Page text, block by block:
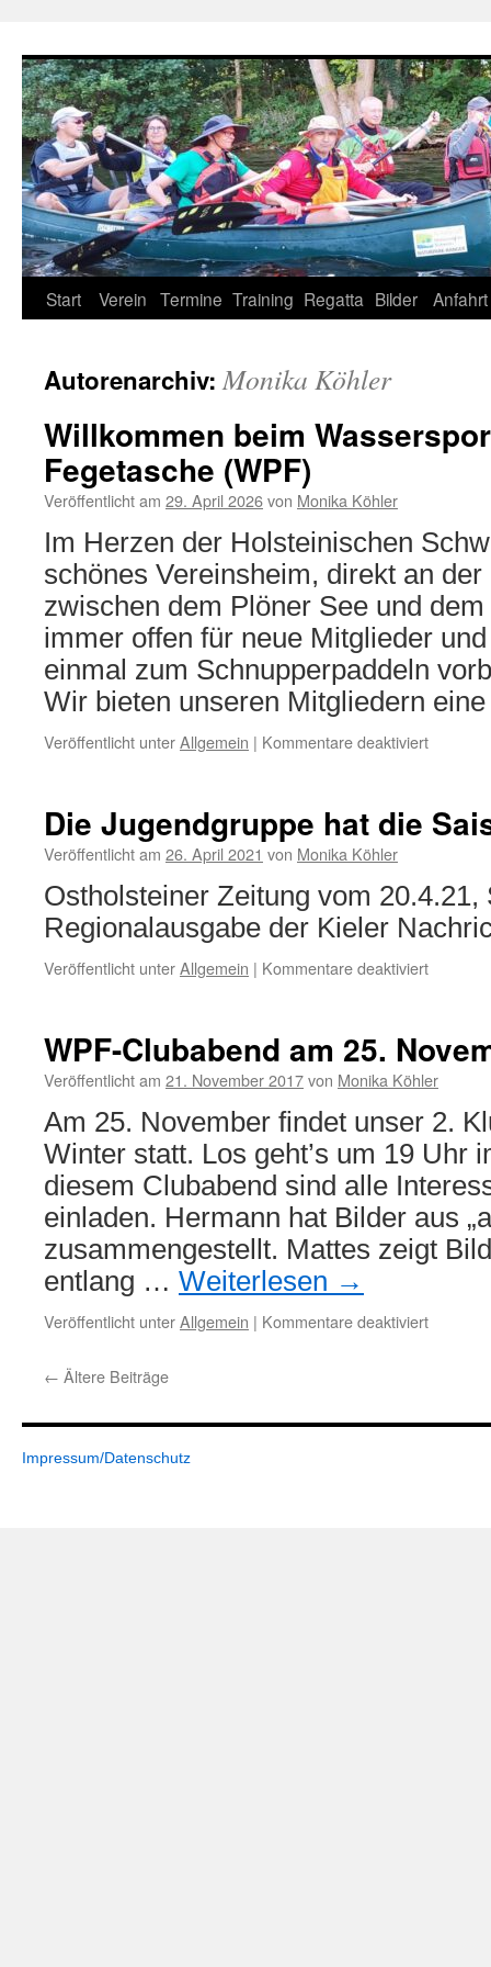
springen
Start Verein Termine Training Regatta Bilder Anfahrt
Autorenarchiv:Monika Köhler
Willkommen beim
Fegetasche (WPF)
Veröffentlicht am 29. April 2026von Monika Köhler
Im Herzen der Holsteinischen
schönes Vereinsheim, direkt an
zwischen dem Plöner See und
immer offen für neue Mitglieder
einmal zum Schnupperpaddeln
Wir bieten unseren Mitgliedern
Veröffentlicht unterAllgemein | Kommentare deaktiviertfür
Plön
Die Jugendgruppe hat die
Veröffentlicht am 26. April 2021 von Monika Köhler
Ostholsteiner Zeitung vom 20.4.21,
Regionalausgabe der Kieler
Veröffentlicht unterAllgemein | Kommentare deaktiviertfür
die
Saison
WPF-Clubabend am 25.
Veröffentlicht am 21. November 2017von Monika Köhler
Am 25. November findet unser 2.
Winter statt. Los geht’s um 19 Uhr
diesem Clubabend sind alle
einladen. Hermann hat Bilder aus
zusammengestellt. Mattes zeigt
entlang … Weiterlesen →
Veröffentlicht unterAllgemein | Kommentare deaktiviertfür
← Ältere Beiträge
Impressum/Datenschutz